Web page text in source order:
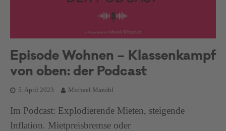
Episode Wohnen – Klassenkampf
von oben: der Podcast
5. April 2023 Michael Mazohl
Im Podcast: Explodierende Mieten, steigende
Inflation. Mietpreisbremse oder